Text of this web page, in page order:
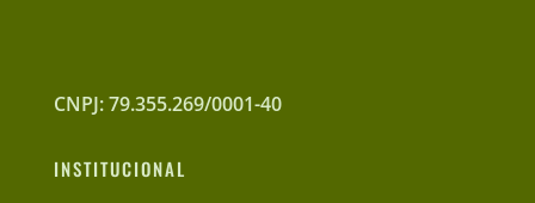
CNPJ: 79.355.269/0001-40
INSTITUCIONAL